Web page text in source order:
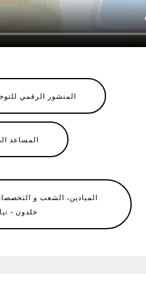
المنشور الرقمي للتوجيه 2026-
المساعد
الميادين، الشعب و
خلدون -